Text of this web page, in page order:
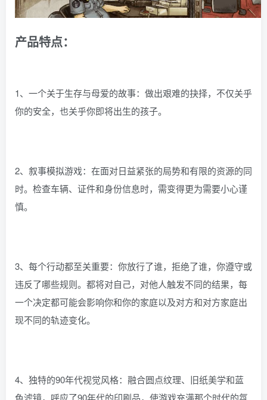
产品特点：
1、一个关于生存与母爱的故事：做出艰难的抉择，不仅关乎
你的安全，也关乎你即将出生的孩子。
2、叙事模拟游戏：在面对日益紧张的局势和有限的资源的同
时。检查车辆、证件和身份信息时，需变得更为需要小心谨
慎。
3、每个行动都至关重要：你放行了谁，拒绝了谁，你遵守或
违反了哪些规则。都将对自己，对他人触发不同的结果，每
一个决定都可能会影响你和你的家庭以及对方和对方家庭出
现不同的轨迹变化。
4、独特的90年代视觉风格：融合圆点纹理、旧纸美学和蓝
色滤镜，呼应了90年代的印刷品，使游戏充满那个时代的氛